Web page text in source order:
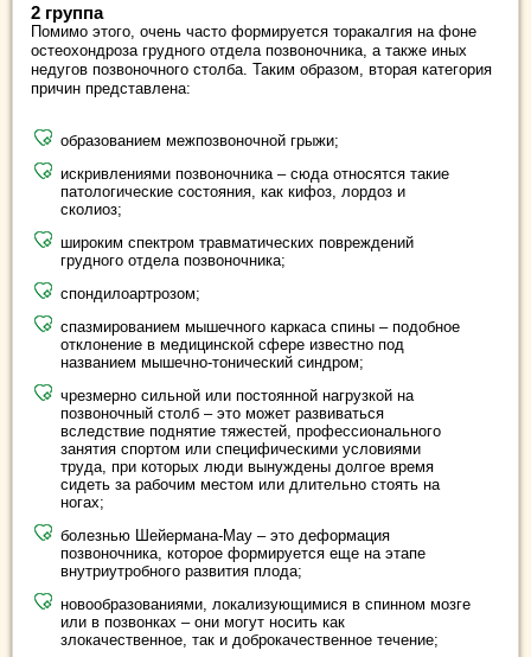
2 группа
Помимо этого, очень часто формируется торакалгия на фоне
остеохондроза грудного отдела позвоночника, а также иных
недугов позвоночного столба. Таким образом, вторая категория
причин представлена:
образованием межпозвоночной грыжи;
искривлениями позвоночника – сюда относятся такие
патологические состояния, как кифоз, лордоз и
сколиоз;
широким спектром травматических повреждений
грудного отдела позвоночника;
спондилоартрозом;
спазмированием мышечного каркаса спины – подобное
отклонение в медицинской сфере известно под
названием мышечно-тонический синдром;
чрезмерно сильной или постоянной нагрузкой на
позвоночный столб – это может развиваться
вследствие поднятие тяжестей, профессионального
занятия спортом или специфическими условиями
труда, при которых люди вынуждены долгое время
сидеть за рабочим местом или длительно стоять на
ногах;
болезнью Шейермана-Мау – это деформация
позвоночника, которое формируется еще на этапе
внутриутробного развития плода;
новообразованиями, локализующимися в спинном мозге
или в позвонках – они могут носить как
злокачественное, так и доброкачественное течение;